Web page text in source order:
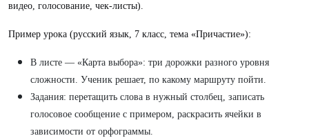
видео, голосование, чек-листы).
Пример урока (русский язык, 7 класс, тема «Причастие»):
В листе — «Карта выбора»: три дорожки разного уровня
сложности. Ученик решает, по какому маршруту пойти.
Задания: перетащить слова в нужный столбец, записать
голосовое сообщение с примером, раскрасить ячейки в
зависимости от орфограммы.